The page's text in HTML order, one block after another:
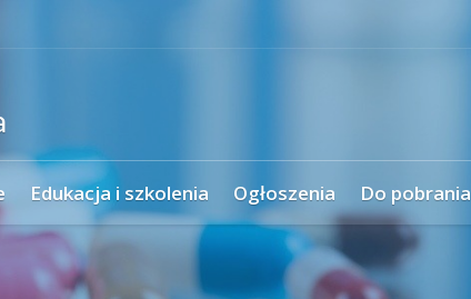
Edukacja i szkolenia Ogłoszenia Do pobrania